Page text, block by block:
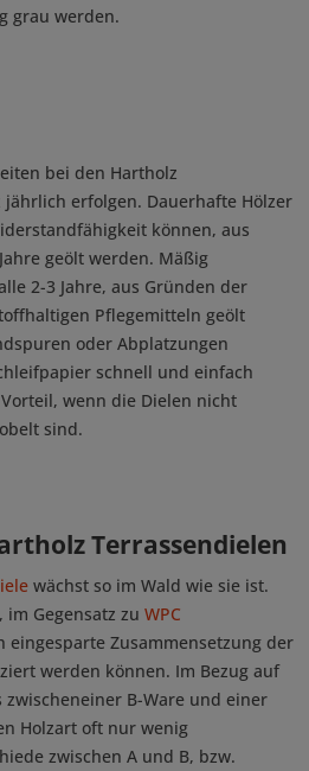
grau werden.
bei den Hartholz
erfolgen. Dauerhafte Hölzer
können, aus
geölt werden. Mäßig
2-3 Jahre, aus Gründen der
Pflegemitteln geölt
oder Abplatzungen
schnell und einfach
wenn die Dielen nicht
sind.
Terrassendielen
wächst so im Wald wie sie ist.
Gegensatz zu WPC
eingesparte Zusammensetzung der
werden können. Im Bezug auf
B-Ware und einer
Holzart oft nur wenig
zwischen A und B, bzw.